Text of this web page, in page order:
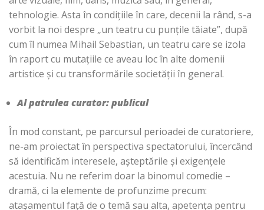
tehnologie. Asta în condițiile în care, decenii la rând, s-a
vorbit la noi despre „un teatru cu punțile tăiate”, după
cum îl numea Mihail Sebastian, un teatru care se izola
în raport cu mutațiile ce aveau loc în alte domenii
artistice și cu transformările societății în general.
Al patrulea curator: publicul
În mod constant, pe parcursul perioadei de curatoriere,
ne-am proiectat în perspectiva spectatorului, încercând
să identificăm interesele, așteptările și exigențele
acestuia. Nu ne referim doar la binomul comedie –
dramă, ci la elemente de profunzime precum:
atașamentul față de o temă sau alta, apetența pentru